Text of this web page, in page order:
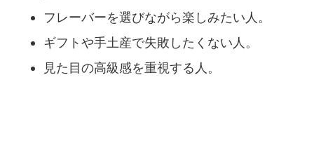
フレーバーを選びながら楽しみたい人。
ギフトや手土産で失敗したくない人。
見た目の高級感を重視する人。